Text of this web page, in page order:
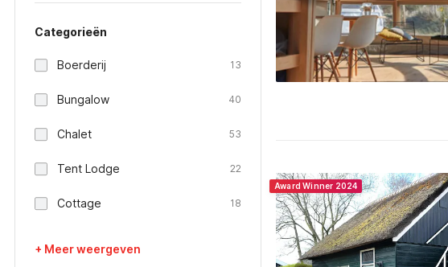
Categorieën
Boerderij 13
Bungalow 40
Chalet 53
Tent Lodge 22
Cottage 18
+ Meer weergeven
Award Winner 2024